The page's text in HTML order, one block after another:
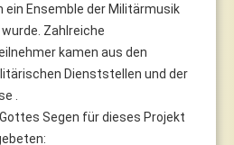
Ensemble der Militärmusik
Zahlreiche
kamen aus den
Dienststellen und der
.
Segen für dieses Projekt